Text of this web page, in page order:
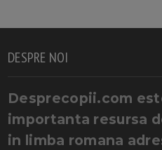
DESPRE NOI
Desprecopii.com
importanta resursa
in limba romana